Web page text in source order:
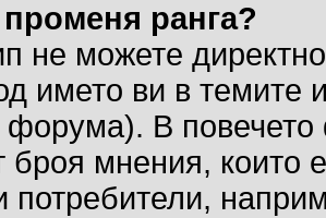
ранга?
не можете
името ви в темите
В повечето
броя мнения, които
потребители,